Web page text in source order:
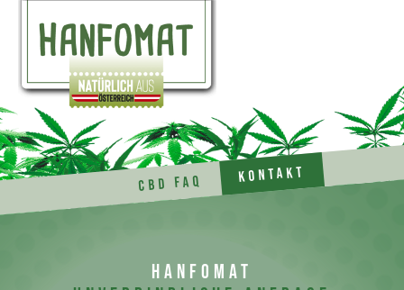
CBD FAQ Kontakt
Hanfomat